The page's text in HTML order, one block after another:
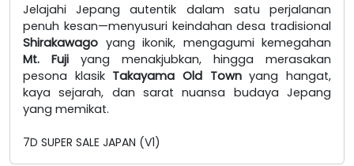
Jelajahi Jepang autentik dalam satu perjalanan
penuh kesan—menyusuri keindahan desa tradisional
Shirakawago yang ikonik, mengagumi kemegahan
Mt. Fuji yang menakjubkan, hingga merasakan
pesona klasikTakayama Old Townyang hangat,
kaya sejarah, dan sarat nuansa budaya Jepang
yang memikat.
7D SUPER SALE JAPAN (V1)